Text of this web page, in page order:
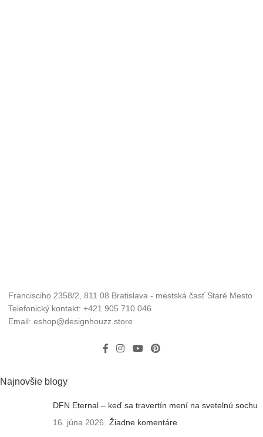
Francisciho 2358/2, 811 08 Bratislava - mestská časť Staré Mesto
Telefonický kontakt: +421 905 710 046
Email: eshop@designhouzz.store
Najnovšie blogy
DFN Eternal – keď sa travertín mení na svetelnú sochu
16. júna 2026
Žiadne komentáre